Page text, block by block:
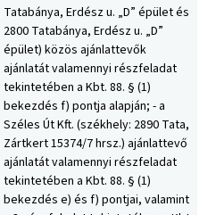
Tatabánya, Erdész u. „D” épület és
2800 Tatabánya, Erdész u. „D”
épület) közös ajánlattevők
ajánlatát valamennyi részfeladat
tekintetében a Kbt. 88. § (1)
bekezdés f) pontja alapján; - a
Széles Út Kft. (székhely: 2890 Tata,
Zártkert 15374/7 hrsz.) ajánlattevő
ajánlatát valamennyi részfeladat
tekintetében a Kbt. 88. § (1)
bekezdés e) és f) pontjai, valamint